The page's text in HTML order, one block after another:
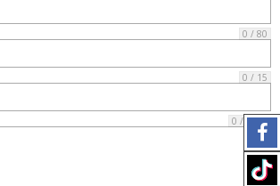
0 / 80
0 / 15
0 / 4000